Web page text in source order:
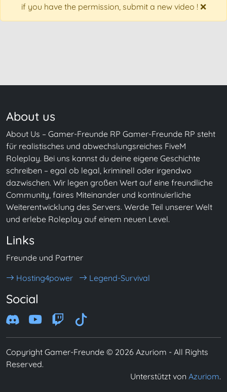
if you have the permission, submit a new video ! ❌
About us
About Us – Gamer-Freunde RP Gamer-Freunde RP steht
für realistisches und abwechslungsreiches FiveM
Roleplay. Bei uns kannst du deine eigene Geschichte
schreiben – egal ob legal, kriminell oder irgendwo
dazwischen. Wir legen großen Wert auf eine freundliche
Community, faires Miteinander und kontinuierliche
Weiterentwicklung des Servers. Werde Teil unserer Welt
und erlebe Roleplay auf einem neuen Level.
Links
Freunde und Partner
Hosting4power
Legend-Survival
Social
Copyright Gamer-Freunde © 2026 Azuriom - All Rights
Reserved.
Unterstützt von Azuriom.